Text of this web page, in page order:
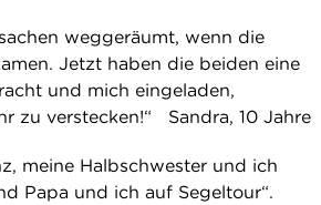
weggeräumt, wenn die
Jetzt haben die beiden eine
und mich eingeladen,
zu verstecken!“ Sandra, 10 Jahre
meine Halbschwester und ich
Papa und ich auf Segeltour“.